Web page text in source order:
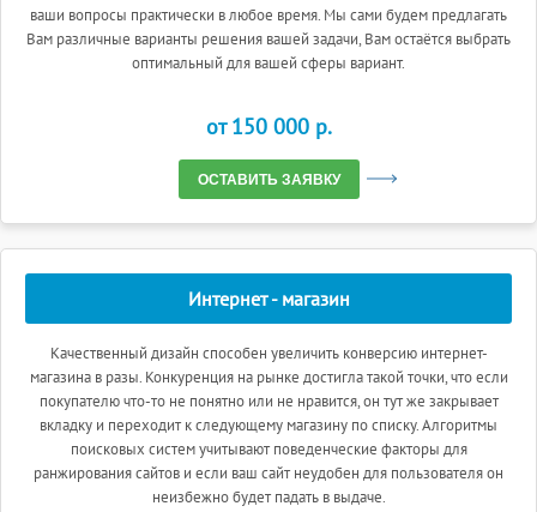
ваши вопросы практически в любое время. Мы сами будем предлагать
Вам различные варианты решения вашей задачи, Вам остаётся выбрать
оптимальный для вашей сферы вариант.
от 150 000 p.
ОСТАВИТЬ ЗАЯВКУ
Интернет - магазин
Качественный дизайн способен увеличить конверсию интернет-
магазина в разы. Конкуренция на рынке достигла такой точки, что если
покупателю что-то не понятно или не нравится, он тут же закрывает
вкладку и переходит к следующему магазину по списку. Алгоритмы
поисковых систем учитывают поведенческие факторы для
ранжирования сайтов и если ваш сайт неудобен для пользователя он
неизбежно будет падать в выдаче.